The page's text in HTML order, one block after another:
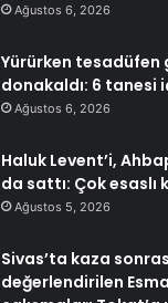
Ağustos 6, 2026
Yürürken tesadüfen
donakaldı: 6 tanesi
Ağustos 6, 2026
Haluk Levent’i,
da sattı: Çok
Ağustos 5, 2026
Sivas’ta kaza
değerlendirilen